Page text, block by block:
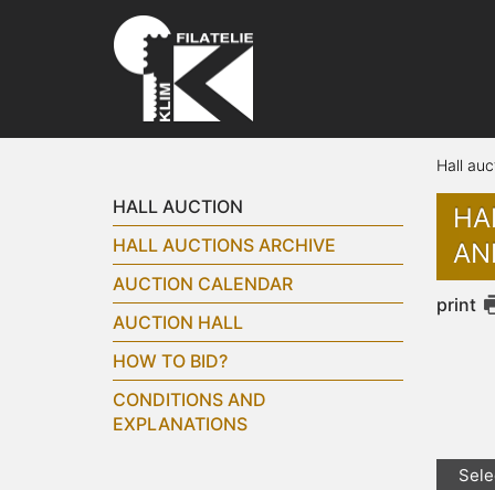
HALL AUCTION
HALL AUCTIONS ARCHIVE
AUCTION CALENDAR
AUCTION HALL
HOW TO BID?
CONDITIONS AND
EXPLANATIONS
Hall
print